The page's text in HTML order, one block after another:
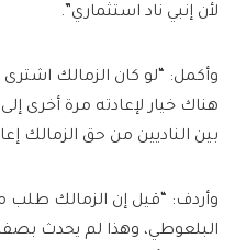
لأن إنبي ناد استثماري”.
هناك خيار لإعادته مرة أخرى
بين الناديين من حق الزمالك
وأردف: “قيل إن الزمالك طلب
البلعوطي، وهذا لم يحدث